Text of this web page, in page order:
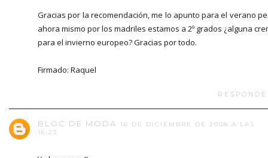
Gracias por la recomendación, me lo apunto para el verano
ahora mismo por los madriles estamos a 2º grados ¿alguna
para el invierno europeo? Gracias por todo.
Firmado: Raquel
BLOC DE MODA
16 DE DICIEMBRE DE 2008 A LAS
16:23